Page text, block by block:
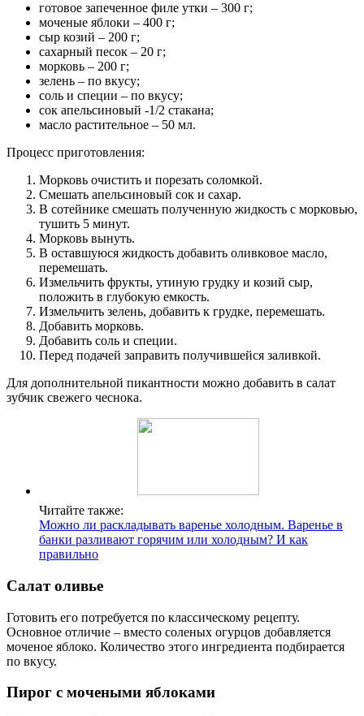
готовое запеченное филе утки – 300 г;
моченые яблоки – 400 г;
сыр козий – 200 г;
сахарный песок – 20 г;
морковь – 200 г;
зелень – по вкусу;
соль и специи – по вкусу;
сок апельсиновый -1/2 стакана;
масло растительное – 50 мл.
Процесс приготовления:
Морковь очистить и порезать соломкой.
Смешать апельсиновый сок и сахар.
В сотейнике смешать полученную жидкость с морковью,
тушить 5 минут.
Морковь вынуть.
В оставшуюся жидкость добавить оливковое масло,
перемешать.
Измельчить фрукты, утиную грудку и козий сыр,
положить в глубокую емкость.
Измельчить зелень, добавить к грудке, перемешать.
Добавить морковь.
Добавить соль и специи.
Перед подачей заправить получившейся заливкой.
Для дополнительной пикантности можно добавить в салат
зубчик свежего чеснока.
Читайте также:
Можно ли раскладывать варенье холодным. Варенье в
банки разливают горячим или холодным? И как
правильно
Салат оливье
Готовить его потребуется по классическому рецепту.
Основное отличие – вместо соленых огурцов добавляется
моченое яблоко. Количество этого ингредиента подбирается
по вкусу.
Пирог с мочеными яблоками